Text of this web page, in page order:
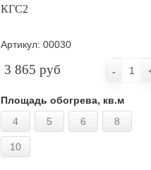
КГС2
Артикул: 00030
3 865 руб
Площадь обогрева, кв.м
4
5 6 8
10
-